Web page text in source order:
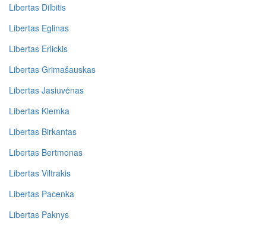
Libertas Dilbitis
Libertas Eglinas
Libertas Erlickis
Libertas Grimašauskas
Libertas Jasiuvėnas
Libertas Klemka
Libertas Birkantas
Libertas Bertmonas
Libertas Viltrakis
Libertas Pacenka
Libertas Paknys